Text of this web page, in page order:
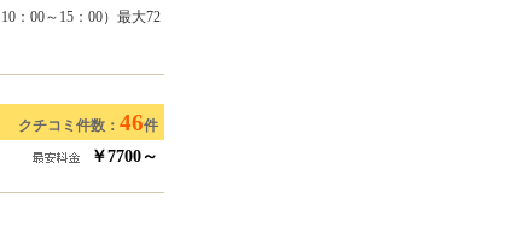
：00～15：00）最大72
クチコミ件数： 46件
￥7700～